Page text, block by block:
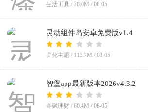
生活工具 / 78.0M / 08-05
灵动组件岛安卓免费版v1.4
美化主题 / 113.7M / 08-05
智堡app最新版本2026v4.3.2
金融理财 / 60.4M / 08-05